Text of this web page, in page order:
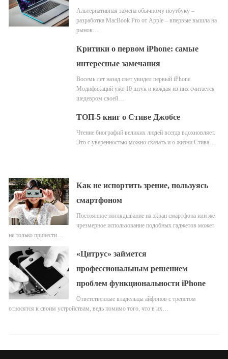
Альтернативная замена обычному ноутбуку –
разработка MacBook Pro от Apple – впервые вышла на
рынок…
Критики о первом iPhone: самые
интересные замечания
Восемь лет назад свет увидел первый iPhone.
Модификаций уже 10 штук и каждая из них считается
шедевром своей…
ТОП-5 книг о Стиве Джобсе
Чтение биографий великих людей всегда вдохновляет.
Это с уверенностью можно сказать и о жизни Стива…
Как не испортить зрение, пользуясь
смартфоном
Постоянное поглядывание на экран смартфона или же
чрезмерное использование подобных гаджетов может
не только привести…
«Цитрус» займется
профессиональным решением
проблем функциональности iPhone
Ответственные владельцы айфонов с трепетом
относятся к своим устройствам, ведь помимо того, что в их…